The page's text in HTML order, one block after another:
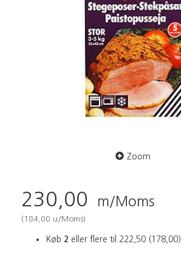
Zoom
230,00 m/Moms
(184,00 u/Moms)
Køb 2 eller flere til 222,50 (178,00)